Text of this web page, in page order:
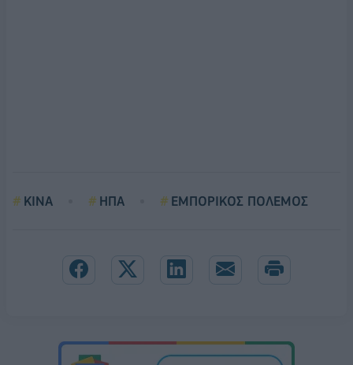
ΚΙΝΑ ΗΠΑ ΕΜΠΟΡΙΚΟΣ ΠΟΛΕΜΟΣ